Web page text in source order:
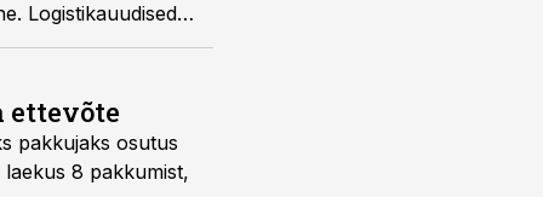
Logistikauudised
ettevõte
pakkujaks osutus
8 pakkumist,